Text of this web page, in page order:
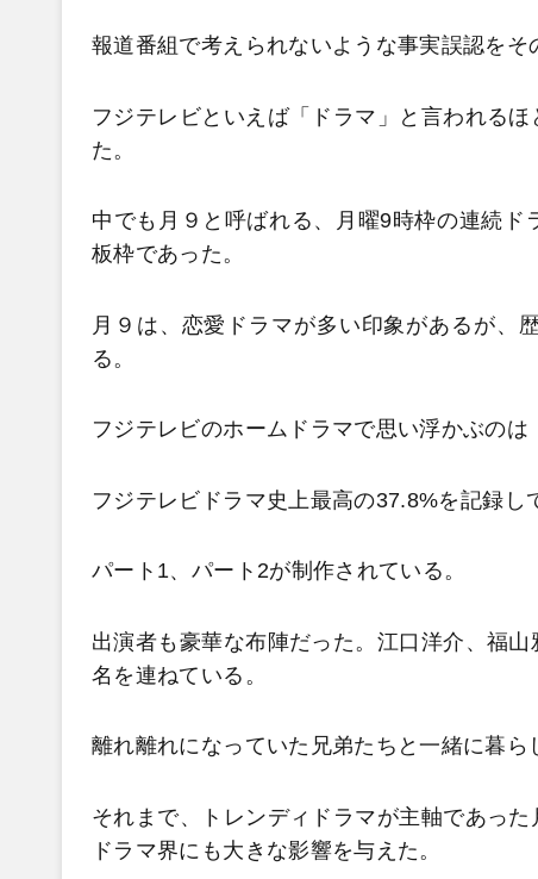
報道番組で考えられないような事実誤認をそ
フジテレビといえば「ドラマ」と言われる
た。
中でも月９と呼ばれる、月曜9時枠の連続
板枠であった。
月９は、恋愛ドラマが多い印象があるが、
る。
フジテレビのホームドラマで思い浮かぶのは
フジテレビドラマ史上最高の37.8%を記録し
パート1、パート2が制作されている。
出演者も豪華な布陣だった。江口洋介、福
名を連ねている。
離れ離れになっていた兄弟たちと一緒に暮ら
それまで、トレンディドラマが主軸であっ
ドラマ界にも大きな影響を与えた。